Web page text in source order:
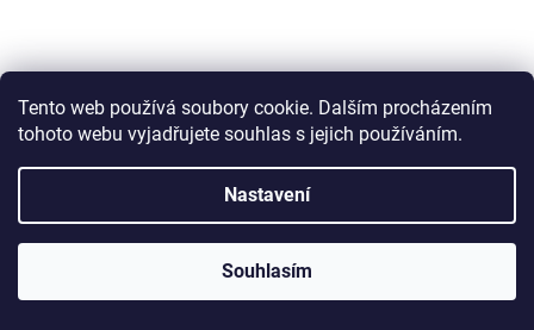
Tento web používá soubory cookie. Dalším procházením
tohoto webu vyjadřujete souhlas s jejich používáním.
Nastavení
Souhlasím
Skladem
69 990 Kč